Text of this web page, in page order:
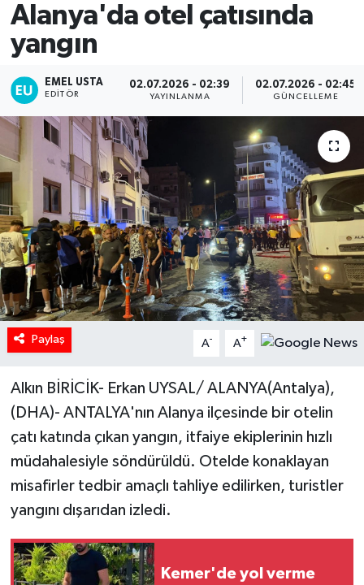
Alanya'da otel çatısında
yangın
EMEL USTA
EDITÖR
02.07.2026 - 02:39
YAYINLANMA
02.07.2026 - 02:45
GÜNCELLEME
Paylaş A- A+
Alkın BİRİCİK- Erkan UYSAL/ ALANYA(Antalya),
(DHA)- ANTALYA'nın Alanya ilçesinde bir otelin
çatı katında çıkan yangın, itfaiye ekiplerinin hızlı
müdahalesiyle söndürüldü. Otelde konaklayan
misafirler tedbir amaçlı tahliye edilirken, turistler
yangını dışarıdan izledi.
Kemer'de yol verme